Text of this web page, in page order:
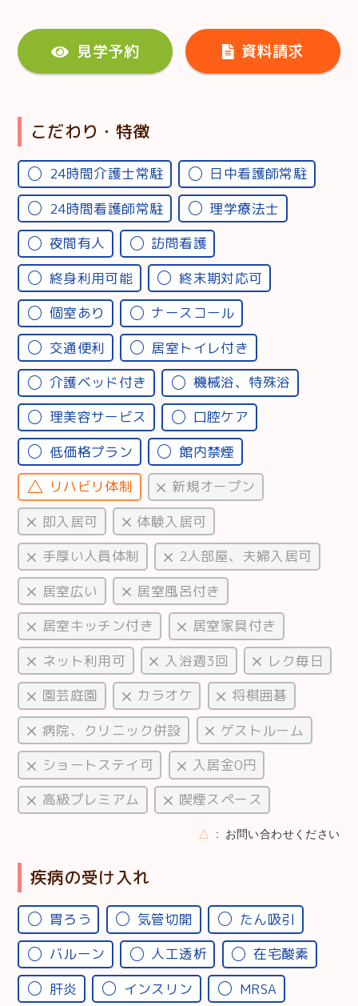
見学予約 資料請求
こだわり・特徴
24時間介護士常駐
日中看護師常駐
24時間看護師常駐
理学療法士
夜間有人
訪問看護
終身利用可能
終末期対応可
個室あり
ナースコール
交通便利
居室トイレ付き
介護ベッド付き
機械浴、特殊浴
理美容サービス
口腔ケア
低価格プラン
館内禁煙
リハビリ体制
新規オープン
即入居可
体験入居可
手厚い人員体制
2人部屋、夫婦入居可
居室広い
居室風呂付き
居室キッチン付き
居室家具付き
ネット利用可
入浴週3回
レク毎日
園芸庭園
カラオケ
将棋囲碁
病院、クリニック併設
ゲストルーム
ショートステイ可
入居金0円
高級プレミアム
喫煙スペース
△ お問い合わせください
疾病の受け入れ
胃ろう 気管切開
たん吸引
バルーン
人工透析
在宅酸素
肝炎
インスリン
MRSA